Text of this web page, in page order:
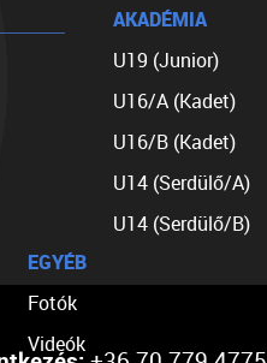
AKADÉMIA
U19 (Junior)
U16/A (Kadet)
U16/B (Kadet)
U14 (Serdülő/A)
U14 (Serdülő/B)
EGYÉB
Fotók
Videók